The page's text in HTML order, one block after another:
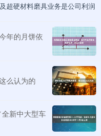
超硬材料磨具业务是公司利润
年的月饼依
么认为的
新中大型车